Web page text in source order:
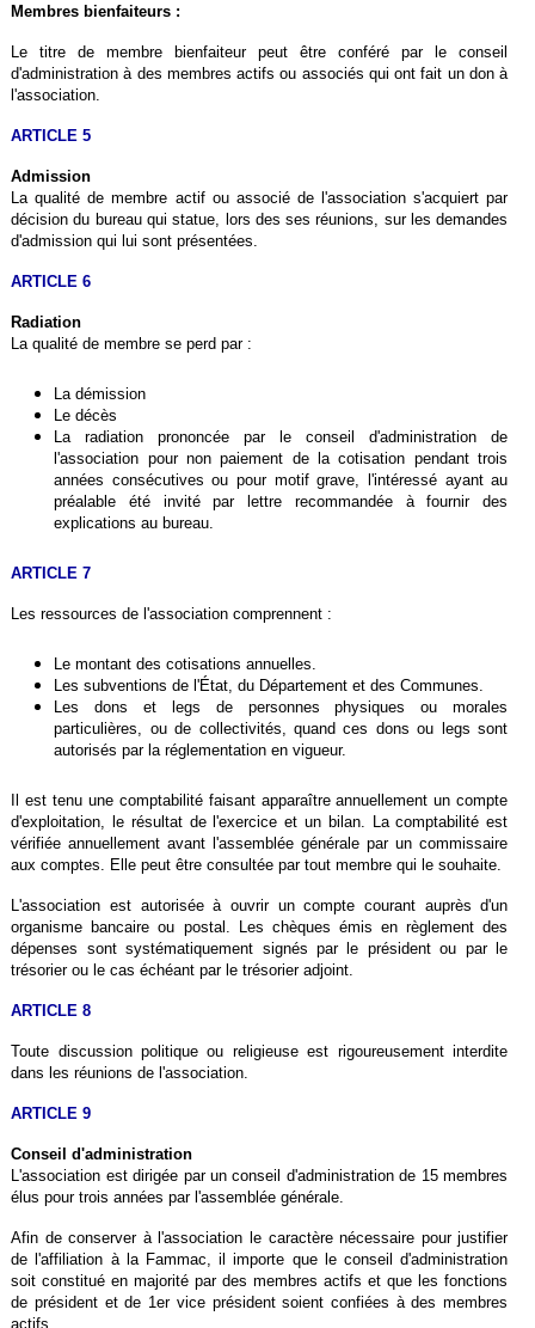
Membres bienfaiteurs :
Le titre de membre bienfaiteur peut être conféré par le conseil
d'administration à des membres actifs ou associés qui ont fait un don à
l'association.
ARTICLE 5
Admission
La qualité de membre actif ou associé de l'association s'acquiert par
décision du bureau qui statue, lors des ses réunions, sur les demandes
d'admission qui lui sont présentées.
ARTICLE 6
Radiation
La qualité de membre se perd par :
La démission
Le décès
La radiation prononcée par le conseil d'administration de
l'association pour non paiement de la cotisation pendant trois
années consécutives ou pour motif grave, l'intéressé ayant au
préalable été invité par lettre recommandée à fournir des
explications au bureau.
ARTICLE 7
Les ressources de l'association comprennent :
Le montant des cotisations annuelles.
Les subventions de l'État, du Département et des Communes.
Les dons et legs de personnes physiques ou morales
particulières, ou de collectivités, quand ces dons ou legs sont
autorisés par la réglementation en vigueur.
Il est tenu une comptabilité faisant apparaître annuellement un compte
d'exploitation, le résultat de l'exercice et un bilan. La comptabilité est
vérifiée annuellement avant l'assemblée générale par un commissaire
aux comptes. Elle peut être consultée par tout membre qui le souhaite.
L'association est autorisée à ouvrir un compte courant auprès d'un
organisme bancaire ou postal. Les chèques émis en règlement des
dépenses sont systématiquement signés par le président ou par le
trésorier ou le cas échéant par le trésorier adjoint.
ARTICLE 8
Toute discussion politique ou religieuse est rigoureusement interdite
dans les réunions de l'association.
ARTICLE 9
Conseil d'administration
L'association est dirigée par un conseil d'administration de 15 membres
élus pour trois années par l'assemblée générale.
Afin de conserver à l'association le caractère nécessaire pour justifier
de l'affiliation à la Fammac, il importe que le conseil d'administration
soit constitué en majorité par des membres actifs et que les fonctions
de président et de 1er vice président soient confiées à des membres
actifs.